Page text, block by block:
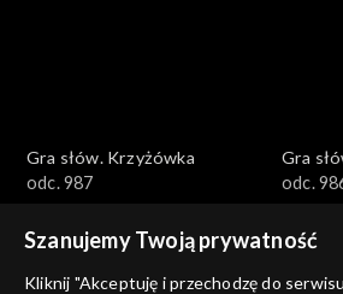
Gra słów. Krzyżówka
odc. 987
Gra
odc.
Szanujemy Twoją prywatność
Kliknij "Akceptuję i przechodzę do